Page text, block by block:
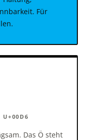
Für
U+00D6
Das Ö steht